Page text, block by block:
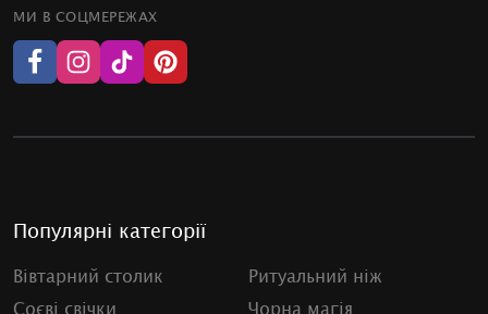
МИ В СОЦМЕРЕЖАХ
Популярні категорії
Вівтарний столик
Ритуальний ніж
Соєві свічки
Чорна магія